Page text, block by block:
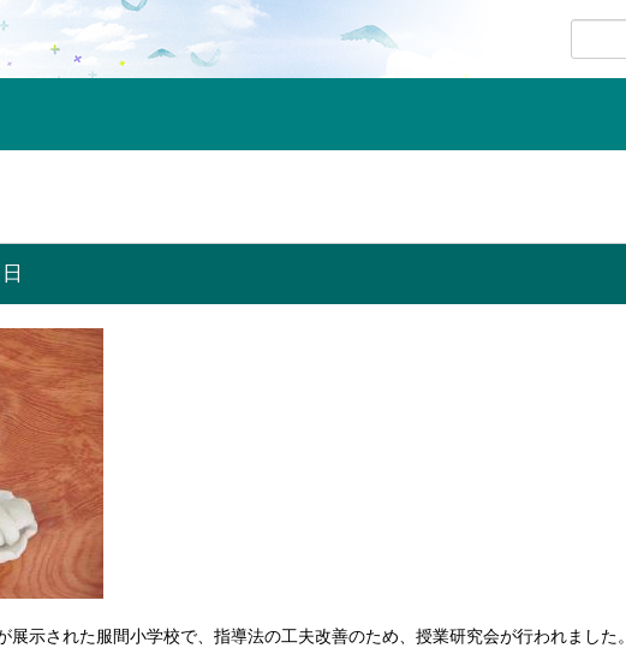
示された服間小学校で、指導法の工夫改善のため、授業研究会が行われました。